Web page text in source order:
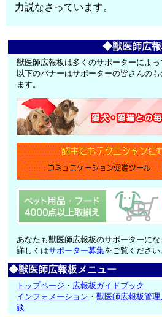
力説なさっています。
◆獣医師広
獣医師広報板は多くのサポーターによっ
以下のバナーはサポーターの皆さんの
ます。
あなたも獣医師広報板のサポーターにな
詳しくはサポーター募集をご覧ください
◆獣医師広報板メニュー
トップページ ・ 広報板ガイドブック
インフォメーション ・獣医師広報板管
談